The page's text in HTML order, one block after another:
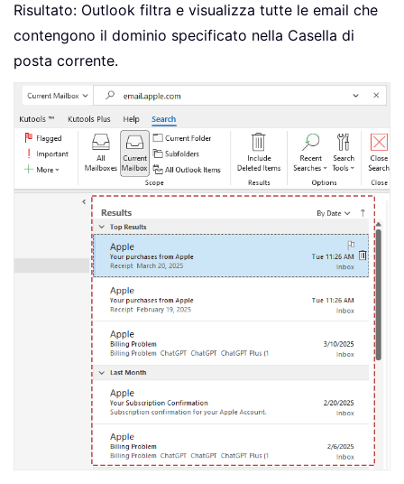
Risultato: Outlook filtra e visualizza tutte le email che
contengono il dominio specificato nella Casella di
posta corrente.